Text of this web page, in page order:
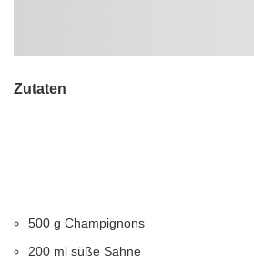
Zutaten
500 g Champignons
200 ml süße Sahne